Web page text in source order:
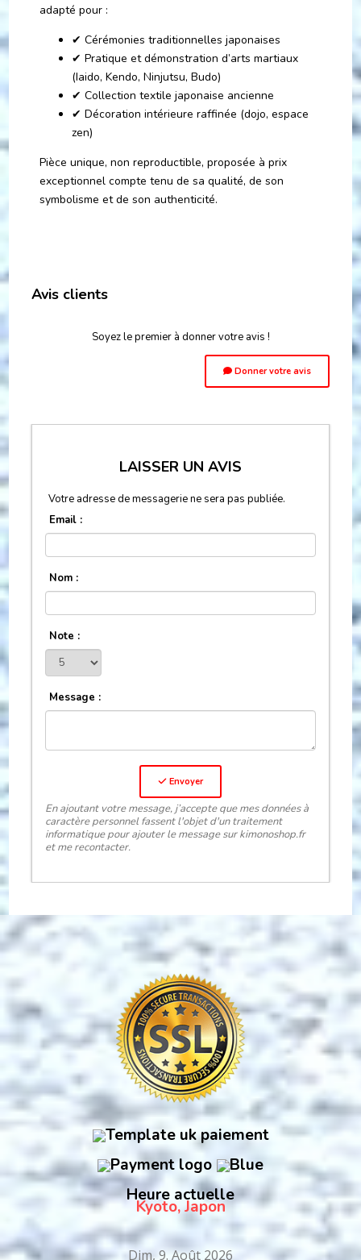
adapté pour :
✔ Cérémonies traditionnelles japonaises
✔ Pratique et démonstration d’arts martiaux
(Iaido, Kendo, Ninjutsu, Budo)
✔ Collection textile japonaise ancienne
✔ Décoration intérieure raffinée (dojo, espace
zen)
Pièce unique, non reproductible, proposée à prix
exceptionnel compte tenu de sa qualité, de son
symbolisme et de son authenticité.
Avis clients
Soyez le premier à donner votre avis !
Donner votre avis
LAISSER UN AVIS
Votre adresse de messagerie ne sera pas publiée.
Email :
Nom :
Note :
Message :
Envoyer
En ajoutant votre message, j’accepte que mes données à
caractère personnel fassent l'objet d'un traitement
informatique pour ajouter le message sur kimonoshop.fr
et me recontacter.
Heure actuelle
Kyoto, Japon